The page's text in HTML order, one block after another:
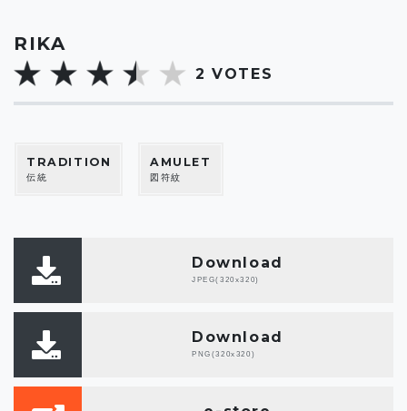
RIKA
2 VOTES
TRADITION
伝統
AMULET
図符紋
Download
JPEG(320x320)
Download
PNG(320x320)